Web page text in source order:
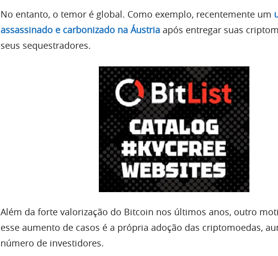
No entanto, o temor é global. Como exemplo, recentemente um
assassinado e carbonizado na Áustria após entregar suas
seus sequestradores.
Além da forte valorização do Bitcoin nos últimos anos, outro
esse aumento de casos é a própria adoção das criptomoedas,
número de investidores.